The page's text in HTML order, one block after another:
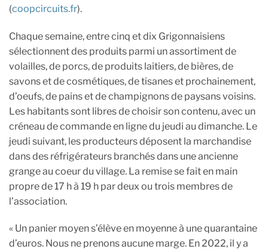
(coopcircuits.fr).
Chaque semaine, entre cinq et dix Grigonnaisiens
sélectionnent des produits parmi un assortiment de
volailles, de porcs, de produits laitiers, de bières, de
savons et de cosmétiques, de tisanes et prochainement,
d’oeufs, de pains et de champignons de paysans voisins.
Les habitants sont libres de choisir son contenu, avec un
créneau de commande en ligne du jeudi au dimanche. Le
jeudi suivant, les producteurs déposent la marchandise
dans des réfrigérateurs branchés dans une ancienne
grange au coeur du village. La remise se fait en main
propre de 17 h à 19 h par deux ou trois membres de
l’association.
« Un panier moyen s’élève en moyenne à une quarantaine
d’euros. Nous ne prenons aucune marge. En 2022, il y a